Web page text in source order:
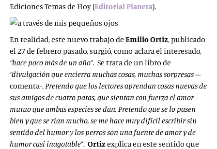
Ediciones Temas de Hoy (Editorial Planeta).
En realidad, este nuevo trabajo de Emilio Ortiz, publicado
el 27 de febrero pasado, surgió, como aclara el interesado,
“hace poco más de un año”. Se trata de un libro de
“divulgación que encierra muchas cosas, muchas sorpresas–
comenta-.Pretendo que los lectores aprendan cosas nuevas de
sus amigos de cuatro patas, que sientan con fuerza el amor
mutuo que ambas especies se dan. Pretendo que se lo pasen
bien y que se rían mucho, se me hace muy difícil escribir sin
sentido del humor y los perros son una fuente de amor y de
humor casi inagotable”. Ortizexplica en este sentido que